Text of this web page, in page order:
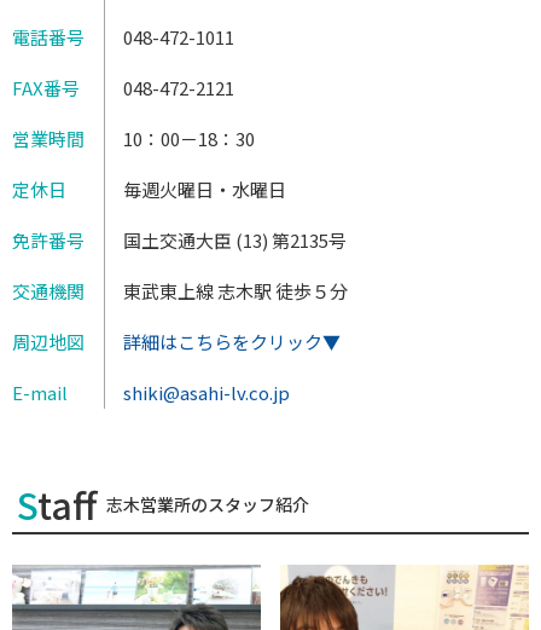
電話番号
048-472-1011
FAX番号
048-472-2121
営業時間
10：00－18：30
定休日
毎週火曜日・水曜日
免許番号
国土交通大臣 (13) 第2135号
交通機関
東武東上線 志木駅 徒歩５分
周辺地図
詳細はこちらをクリック▼
E-mail
shiki@asahi-lv.co.jp
Staff 志木営業所のスタッフ紹介